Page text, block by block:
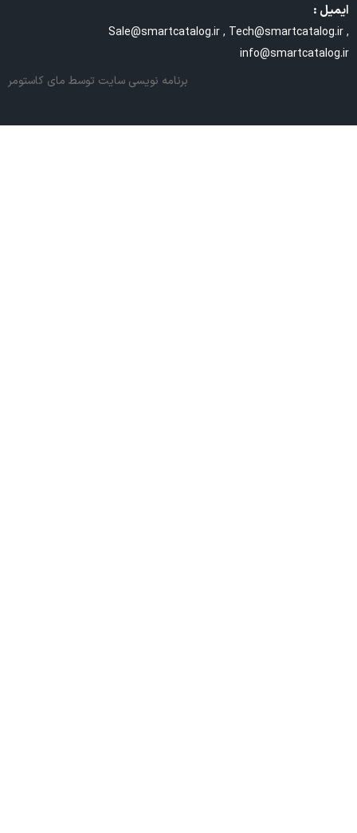
ایمیل :
Sale@smartcatalog.ir , Tech@smartcatalog.ir ,
info@smartcatalog.ir
برنامه نویسی سایت توسط مای کاستومر